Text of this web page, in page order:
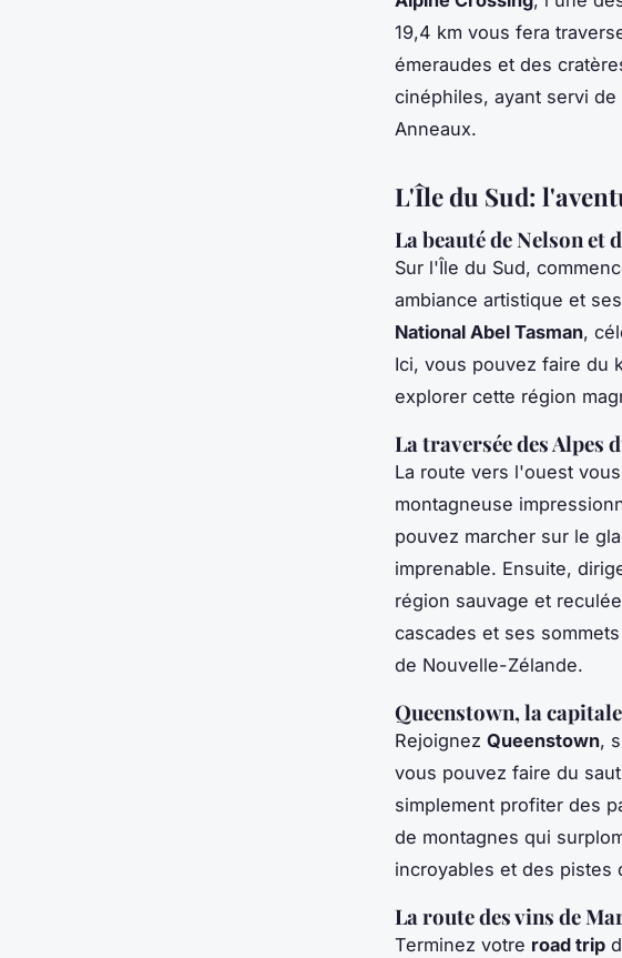
19,4 km vous fera
émeraudes et des
cinéphiles, ayant servi
Anneaux.
L'Île du Sud:
La beauté de Nelson et
Sur l'Île du Sud,
ambiance artistique et
National Abel Tasman,
Ici, vous pouvez faire du
explorer cette région
La traversée des Alpes
La route vers l'ouest
montagneuse
pouvez marcher sur le
imprenable. Ensuite,
région sauvage et
cascades et ses
de Nouvelle-Zélande.
Queenstown, la
Rejoignez Queenstown,
vous pouvez faire du
simplement profiter des
de montagnes qui
incroyables et des pistes
La route des vins de
Terminez votre road trip